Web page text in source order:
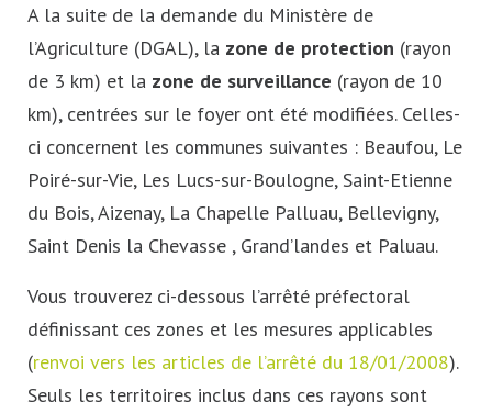
A la suite de la demande du Ministère de
l’Agriculture (DGAL), la zone de protection (rayon
de 3 km) et la zone de surveillance (rayon de 10
km), centrées sur le foyer ont été modifiées. Celles-
ci concernent les communes suivantes : Beaufou, Le
Poiré-sur-Vie, Les Lucs-sur-Boulogne, Saint-Etienne
du Bois, Aizenay, La Chapelle Palluau, Bellevigny,
Saint Denis la Chevasse , Grand’landes et Paluau.
Vous trouverez ci-dessous l’arrêté préfectoral
définissant ces zones et les mesures applicables
(renvoi vers les articles de l’arrêté du 18/01/2008).
Seuls les territoires inclus dans ces rayons sont